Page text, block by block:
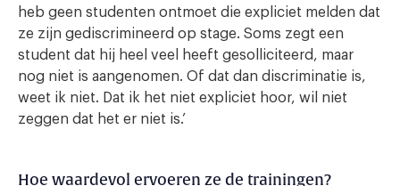
heb geen studenten ontmoet die expliciet melden dat
ze zijn gediscrimineerd op stage. Soms zegt een
student dat hij heel veel heeft gesolliciteerd, maar
nog niet is aangenomen. Of dat dan discriminatie is,
weet ik niet. Dat ik het niet expliciet hoor, wil niet
zeggen dat het er niet is.’
Hoe waardevol ervoeren ze de trainingen?